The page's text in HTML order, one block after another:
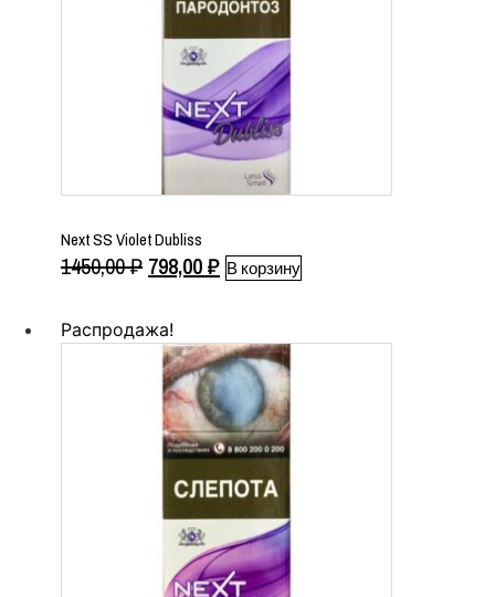
Next SS Violet Dubliss
1450,00₽ Первоначальная
составляла
1450,00 ₽.
798,00₽Текущая
В корзину
Распродажа!